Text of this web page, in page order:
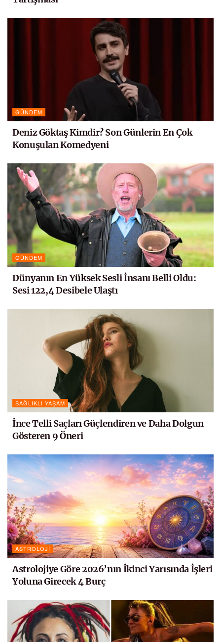
GÜNDEM
Deniz Göktaş Kimdir? Son Günlerin En Çok
Konuşulan Komedyeni
GÜNDEM
Dünyanın En Yüksek Sesli İnsanı Belli Oldu:
Sesi 122,4 Desibele Ulaştı
SAĞLIKLI YAŞAM
İnce Telli Saçları Güçlendiren ve Daha Dolgun
Gösteren 9 Öneri
ASTROLOJI
Astrolojiye Göre 2026’nın İkinci Yarısında İşleri
Yoluna Girecek 4 Burç